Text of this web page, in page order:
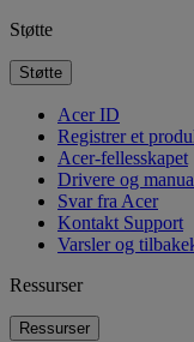
Støtte
Støtte
Acer ID
Registrer et
Acer-fellesskapet
Drivere og
Svar fra Acer
Kontakt Support
Varsler og
Ressurser
Ressurser